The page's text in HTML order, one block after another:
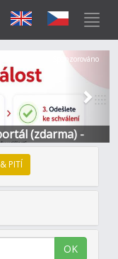
(zdarma) -
Další
Sponzorováno
PITÍ
OK